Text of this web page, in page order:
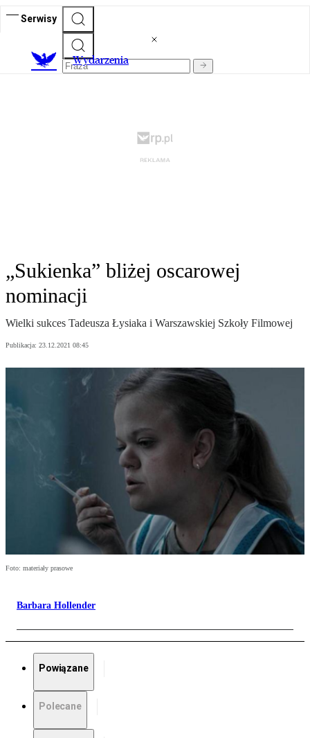
Serwisy
Wydarzenia
„Sukienka” bliżej oscarowej
nominacji
Wielki sukces Tadeusza Łysiaka i Warszawskiej Szkoły Filmowej
Publikacja: 23.12.2021 08:45
Foto: materiały prasowe
Barbara Hollender
Powiązane
Polecane